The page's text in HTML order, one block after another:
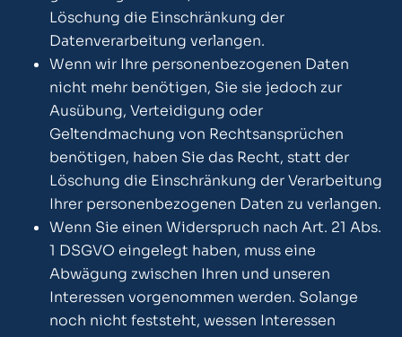
Löschung die Einschränkung der
Datenverarbeitung verlangen.
Wenn wir Ihre personenbezogenen Daten
nicht mehr benötigen, Sie sie jedoch zur
Ausübung, Verteidigung oder
Geltendmachung von Rechtsansprüchen
benötigen, haben Sie das Recht, statt der
Löschung die Einschränkung der Verarbeitung
Ihrer personenbezogenen Daten zu verlangen.
Wenn Sie einen Widerspruch nach Art. 21 Abs.
1 DSGVO eingelegt haben, muss eine
Abwägung zwischen Ihren und unseren
Interessen vorgenommen werden. Solange
noch nicht feststeht, wessen Interessen